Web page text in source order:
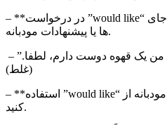
جای “would like” در درخواست
ها یا پیشنهادات مودبانه.
من یک قهوه دوست دارم، لطفا.”
(غلط)
از “would like” استفاده
کنید.